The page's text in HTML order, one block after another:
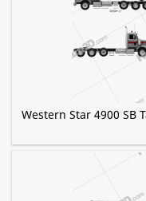
Western Star 4900 SB